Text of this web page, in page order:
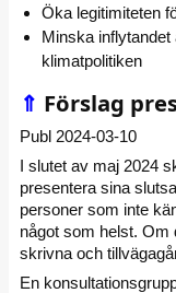
Öka legitimiteten
Minska
klimatpolitiken
⇑ Förslag
Publ 2024-03-10
I slutet av maj 2024
presentera sina
personer som inte
något som helst. Om
skrivna och
En